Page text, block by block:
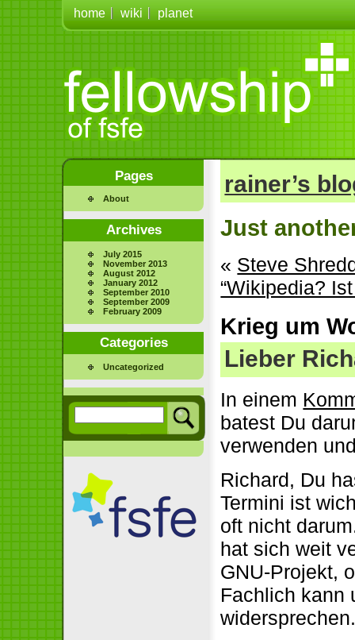
home wiki planet
Pages
About
Archives
July 2015
November 2013
August 2012
January 2012
September 2010
September 2009
February 2009
Categories
Uncategorized
rainer’s
Just
« Steve
“Wikipedia?
Krieg um
Lieber
In einem
batest Du
verwenden
Richard, Du
Termini ist
oft nicht
hat sich weit
GNU-Projekt,
Fachlich kann